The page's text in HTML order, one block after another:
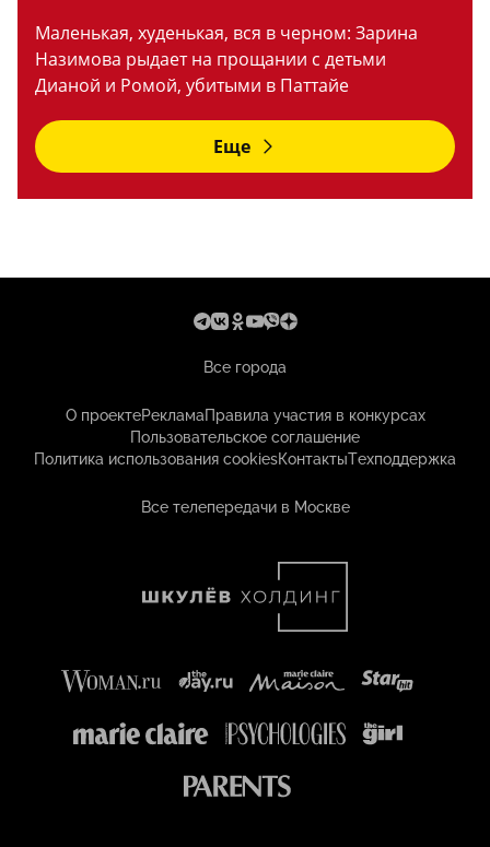
Маленькая, худенькая, вся в черном: Зарина
Назимова рыдает на прощании с детьми
Дианой и Ромой, убитыми в Паттайе
Еще
Все города
О проектеРекламаПравила участия в конкурсах
Пользовательское соглашение
Политика использования cookiesКонтактыТехподдержка
Все телепередачи в Москве